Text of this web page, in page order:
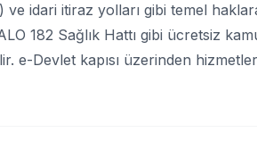
ve idari itiraz yolları gibi temel
182 Sağlık Hattı gibi ücretsiz
e-Devlet kapısı üzerinden